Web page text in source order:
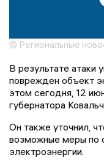
© Региональные
В результате атаки
поврежден объект
этом сегодня, 12
губернатора
Он также уточнил,
возможные меры по
электроэнергии.